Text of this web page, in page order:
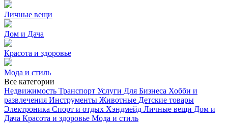
Личные вещи
Дом и Дача
Красота и здоровье
Мода и стиль
Все категории
Недвижимость Транспорт Услуги Для Бизнеса Хобби и
развлечения Инструменты Животные Детские товары
Электроника Спорт и отдых Хэндмейд Личные вещи Дом и
Дача Красота и здоровье Мода и стиль